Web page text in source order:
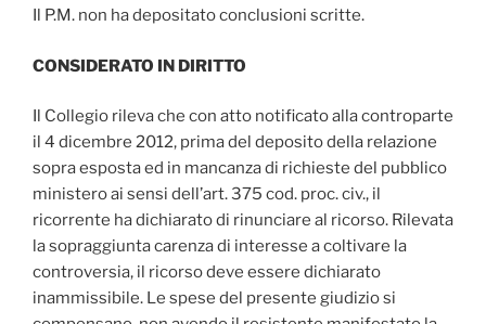
Il P.M. non ha depositato conclusioni scritte.
CONSIDERATO IN DIRITTO
Il Collegio rileva che con atto notificato alla controparte
il 4 dicembre 2012, prima del deposito della relazione
sopra esposta ed in mancanza di richieste del pubblico
ministero ai sensi dell’art. 375 cod. proc. civ., il
ricorrente ha dichiarato di rinunciare al ricorso. Rilevata
la sopraggiunta carenza di interesse a coltivare la
controversia, il ricorso deve essere dichiarato
inammissibile. Le spese del presente giudizio si